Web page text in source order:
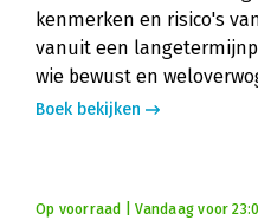
kenmerken en risico's
vanuit een
wie bewust en
Boek bekijken
Op voorraad | Vandaag voor